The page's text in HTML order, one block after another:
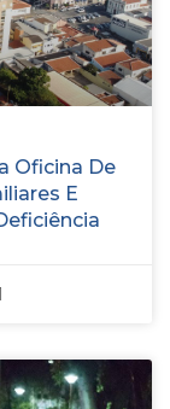
Oficina De
E